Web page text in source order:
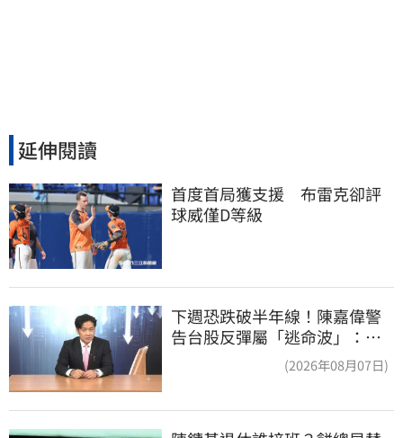
延伸閱讀
首度首局獲支援　布雷克卻評
球威僅D等級
下週恐跌破半年線！陳嘉偉警
告台股反彈屬「逃命波」：空
(2026年08月07日)